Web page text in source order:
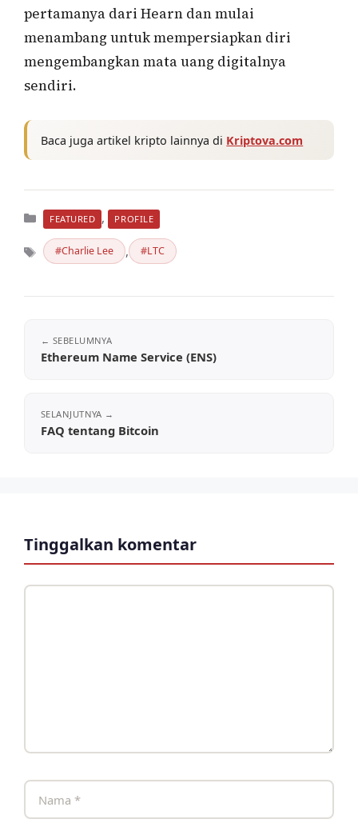
pertamanya dari Hearn dan mulai
menambang untuk mempersiapkan diri
mengembangkan mata uang digitalnya
sendiri.
Baca juga artikel kripto lainnya di Kriptova.com
Kategori
FEATURED , PROFILE
Tag Charlie Lee , LTC
Ethereum Name Service (ENS)
FAQ tentang Bitcoin
Tinggalkan komentar
Komentar
Nama
Surel
Situs